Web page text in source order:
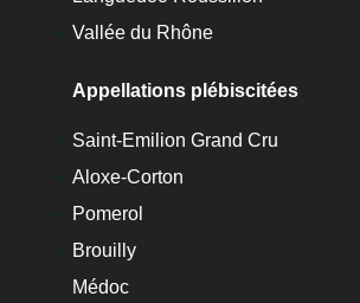
Vallée du Rhône
Appellations plébiscitées
Saint-Emilion Grand Cru
Aloxe-Corton
Pomerol
Brouilly
Médoc